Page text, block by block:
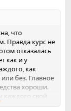
что
Правда курс не
отказалась
как и у
как
без. Главное
хороши.
каждого свой